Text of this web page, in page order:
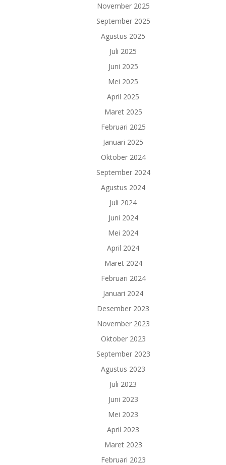
November 2025
September 2025
Agustus 2025
Juli 2025
Juni 2025
Mei 2025
April 2025
Maret 2025
Februari 2025
Januari 2025
Oktober 2024
September 2024
Agustus 2024
Juli 2024
Juni 2024
Mei 2024
April 2024
Maret 2024
Februari 2024
Januari 2024
Desember 2023
November 2023
Oktober 2023
September 2023
Agustus 2023
Juli 2023
Juni 2023
Mei 2023
April 2023
Maret 2023
Februari 2023